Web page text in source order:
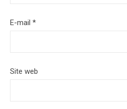
E-mail *
Site web